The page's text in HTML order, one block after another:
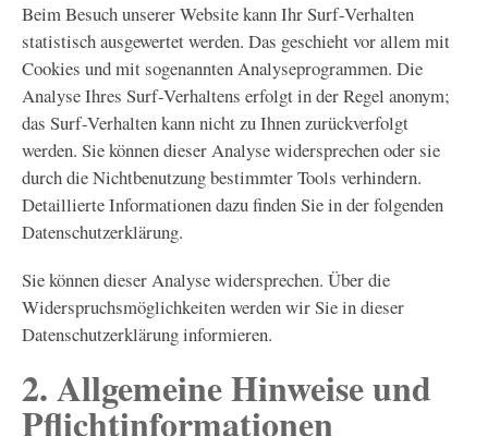
Beim Besuch unserer Website kann Ihr Surf-Verhalten
statistisch ausgewertet werden. Das geschieht vor allem mit
Cookies und mit sogenannten Analyseprogrammen. Die
Analyse Ihres Surf-Verhaltens erfolgt in der Regel anonym;
das Surf-Verhalten kann nicht zu Ihnen zurückverfolgt
werden. Sie können dieser Analyse widersprechen oder sie
durch die Nichtbenutzung bestimmter Tools verhindern.
Detaillierte Informationen dazu finden Sie in der folgenden
Datenschutzerklärung.
Sie können dieser Analyse widersprechen. Über die
Widerspruchsmöglichkeiten werden wir Sie in dieser
Datenschutzerklärung informieren.
2. Allgemeine Hinweise und
Pflichtinformationen